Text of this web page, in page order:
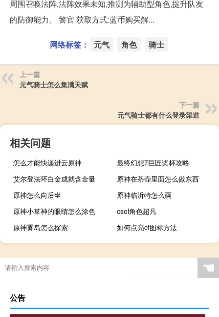
周围召唤法阵,法阵效果未知,推测为辅助型角色,提升队友
的防御能力。 警官 获取方式:蓝币购买解...
网络标签： 元气 角色 骑士
上一篇
元气骑士怎么集满天赋
下一篇
元气骑士都有什么登录渠道
相关问题
怎么才能快递进云原神
最终幻想7巨匠奖杯攻略
艾尔登法环白金成就含金量
原神在茶壶里面怎么做东西
原神怎么向后坐
原神临沂特怎么画
原神小草神的眼睛怎么涂色
csol角色超凡
原神雾岛怎么探索
如何点亮cf图标方法
☚
公告